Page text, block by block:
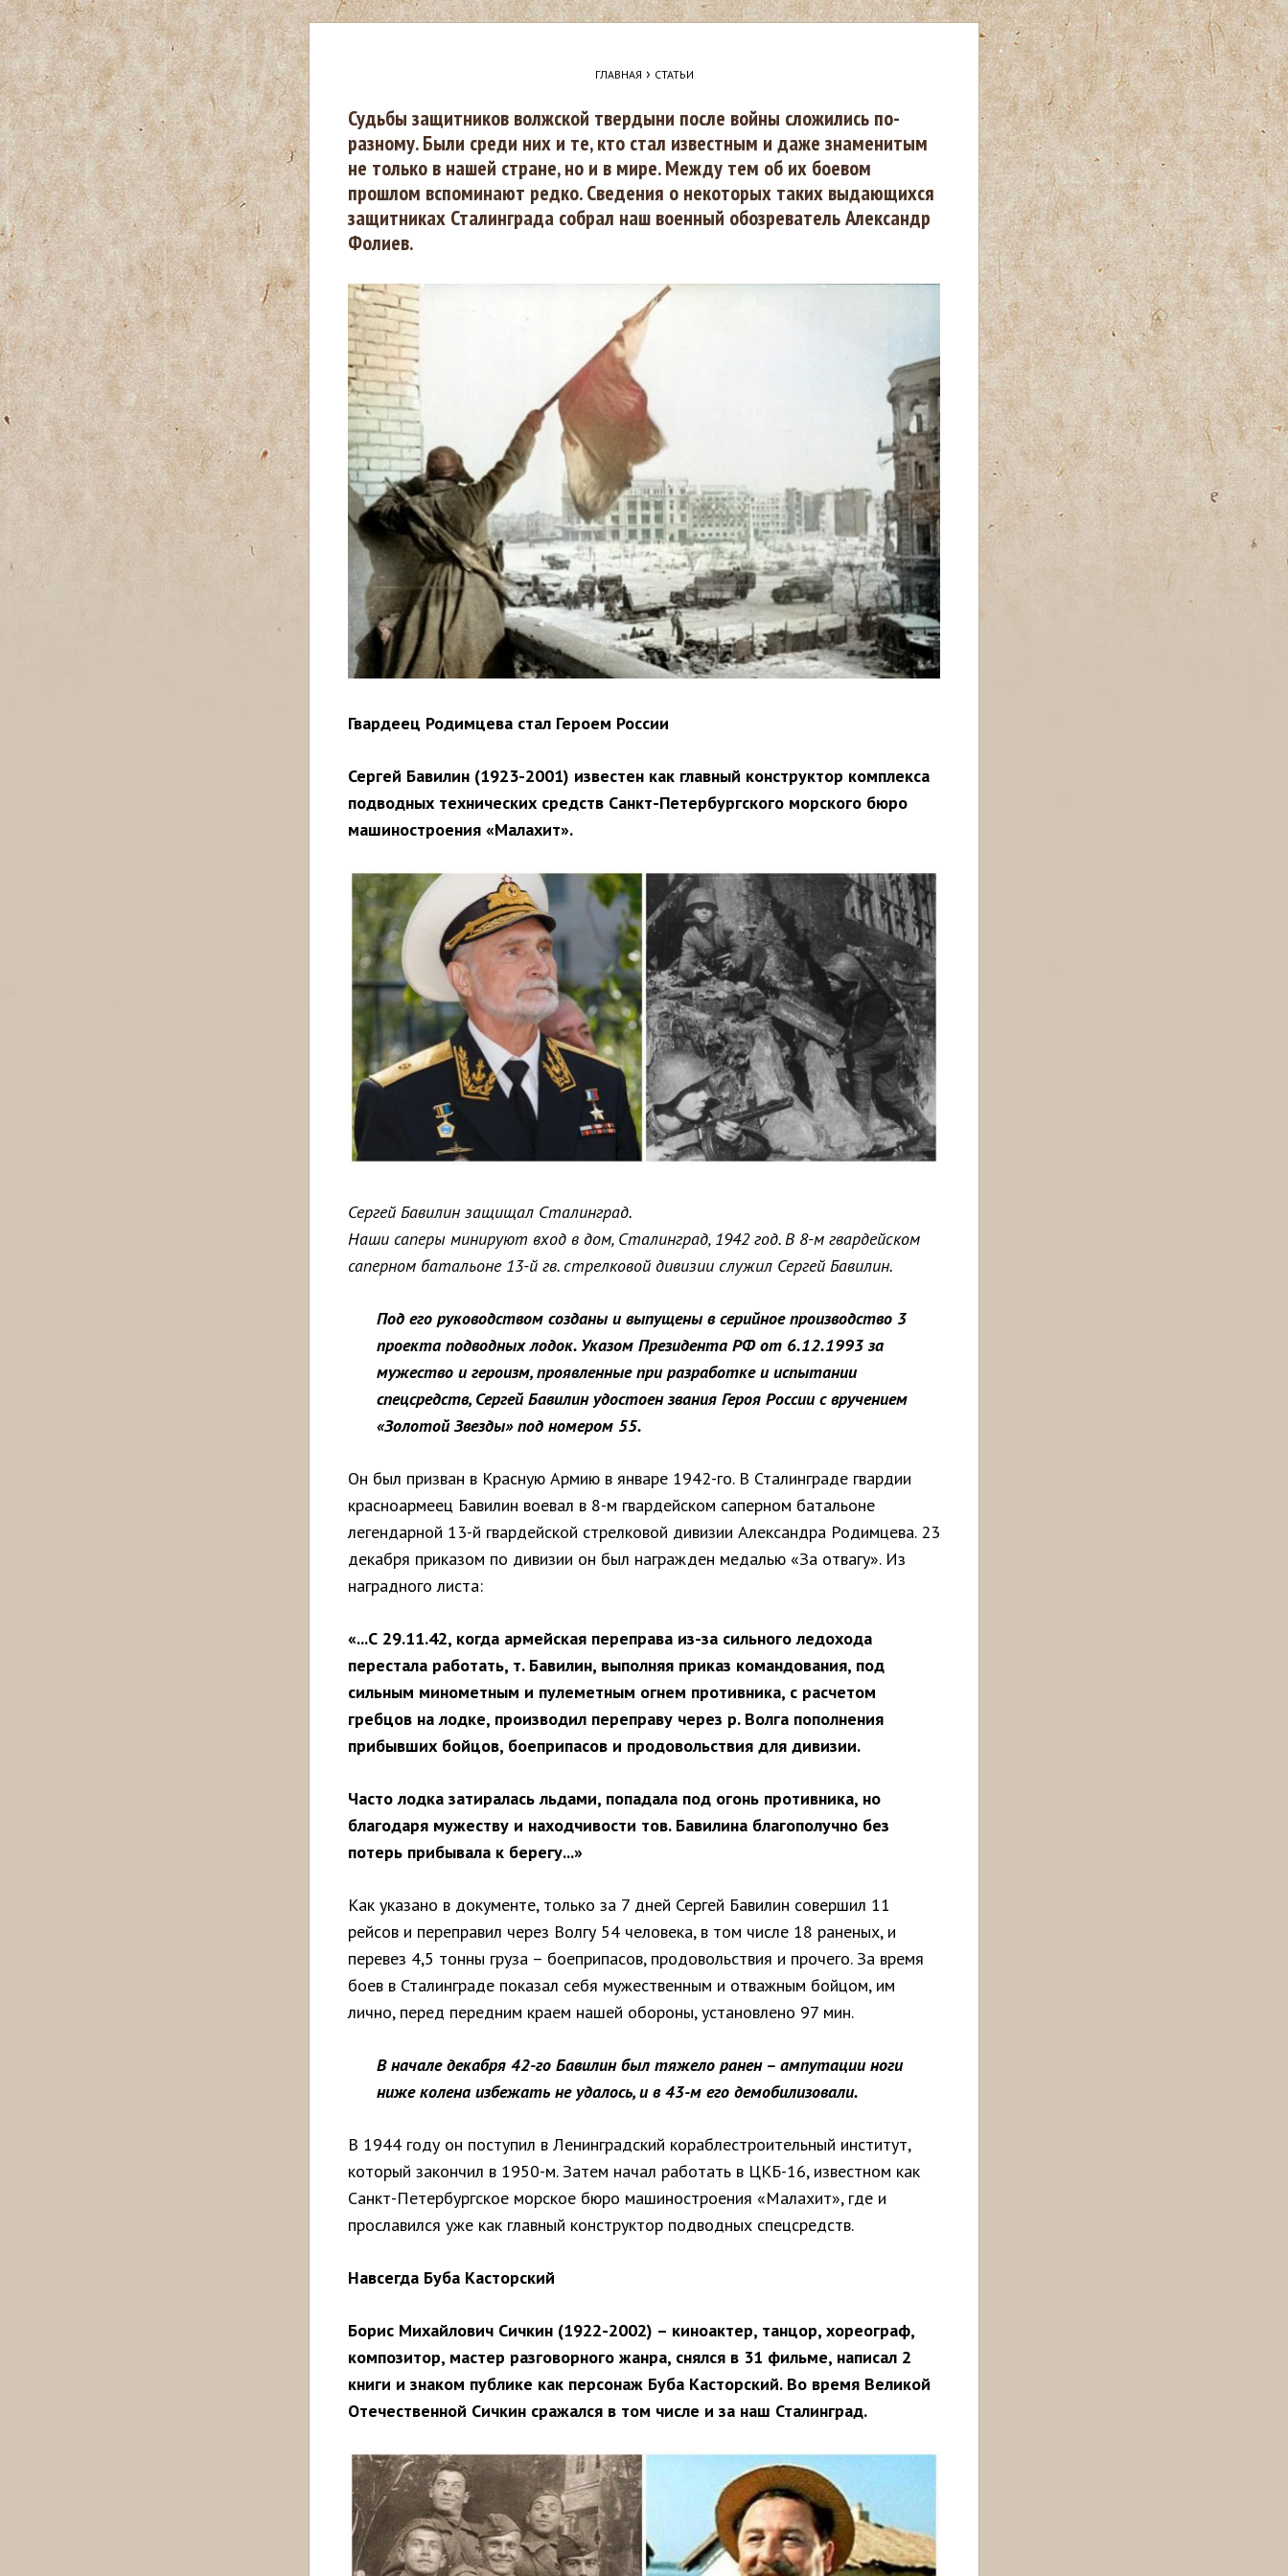
В
ы
з
д
е
с
ь
ГЛАВНАЯ › СТАТЬИ
Судьбы защитников волжской твердыни после войны сложились по-
разному. Были среди них и те, кто стал известным и даже знаменитым
не только в нашей стране, но и в мире. Между тем об их боевом
прошлом вспоминают редко. Сведения о некоторых таких выдающихся
защитниках Сталинграда собрал наш военный обозреватель Александр
Фолиев.
Гвардеец Родимцева стал Героем России
Сергей Бавилин (1923-2001) известен как главный конструктор комплекса
подводных технических средств Санкт-Петербургского морского бюро
машиностроения «Малахит».
Сергей Бавилин защищал Сталинград.
Наши саперы минируют вход в дом, Сталинград, 1942 год. В 8-м гвардейском
саперном батальоне 13-й гв. стрелковой дивизии служил Сергей Бавилин.
Под его руководством созданы и выпущены в серийное производство 3
проекта подводных лодок. Указом Президента РФ от 6.12.1993 за
мужество и героизм, проявленные при разработке и испытании
спецсредств, Сергей Бавилин удостоен звания Героя России с вручением
«Золотой Звезды» под номером 55.
Он был призван в Красную Армию в январе 1942-го. В Сталинграде гвардии
красноармеец Бавилин воевал в 8-м гвардейском саперном батальоне
легендарной 13-й гвардейской стрелковой дивизии Александра Родимцева. 23
декабря приказом по дивизии он был награжден медалью «За отвагу». Из
наградного листа:
«...С 29.11.42, когда армейская переправа из-за сильного ледохода
перестала работать, т. Бавилин, выполняя приказ командования, под
сильным минометным и пулеметным огнем противника, с расчетом
гребцов на лодке, производил переправу через р. Волга пополнения
прибывших бойцов, боеприпасов и продовольствия для дивизии.
Часто лодка затиралась льдами, попадала под огонь противника, но
благодаря мужеству и находчивости тов. Бавилина благополучно без
потерь прибывала к берегу...»
Как указано в документе, только за 7 дней Сергей Бавилин совершил 11
рейсов и переправил через Волгу 54 человека, в том числе 18 раненых, и
перевез 4,5 тонны груза – боеприпасов, продовольствия и прочего. За время
боев в Сталинграде показал себя мужественным и отважным бойцом, им
лично, перед передним краем нашей обороны, установлено 97 мин.
В начале декабря 42-го Бавилин был тяжело ранен – ампутации ноги
ниже колена избежать не удалось, и в 43-м его демобилизовали.
В 1944 году он поступил в Ленинградский кораблестроительный институт,
который закончил в 1950-м. Затем начал работать в ЦКБ-16, известном как
Санкт-Петербургское морское бюро машиностроения «Малахит», где и
прославился уже как главный конструктор подводных спецсредств.
Навсегда Буба Касторский
Борис Михайлович Сичкин (1922-2002) – киноактер, танцор, хореограф,
композитор, мастер разговорного жанра, снялся в 31 фильме, написал 2
книги и знаком публике как персонаж Буба Касторский. Во время Великой
Отечественной Сичкин сражался в том числе и за наш Сталинград.